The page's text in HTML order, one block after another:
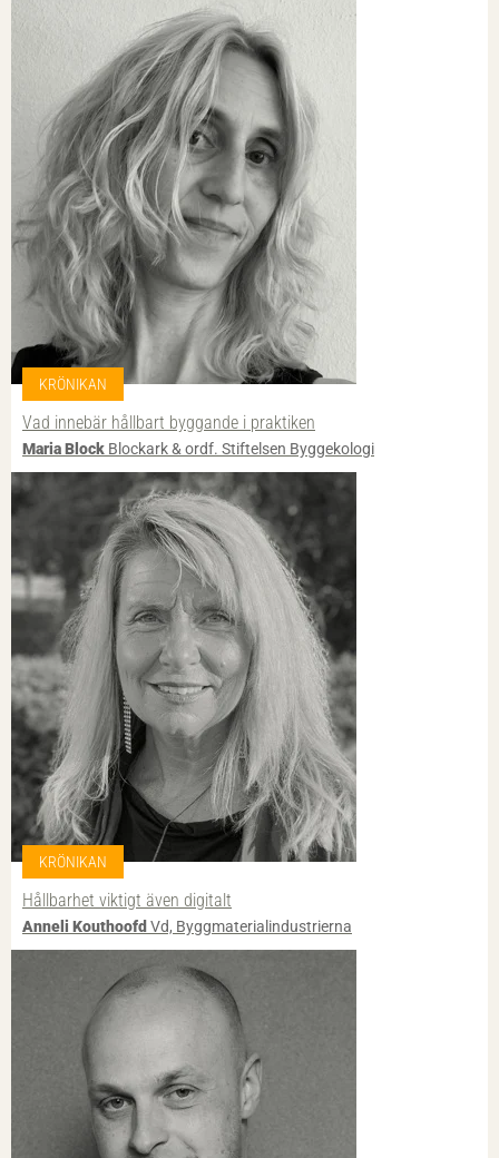
KRÖNIKAN
Vad innebär hållbart byggande i praktiken
Maria Block Blockark & ordf. Stiftelsen Byggekologi
KRÖNIKAN
Hållbarhet viktigt även digitalt
Anneli Kouthoofd Vd, Byggmaterialindustrierna